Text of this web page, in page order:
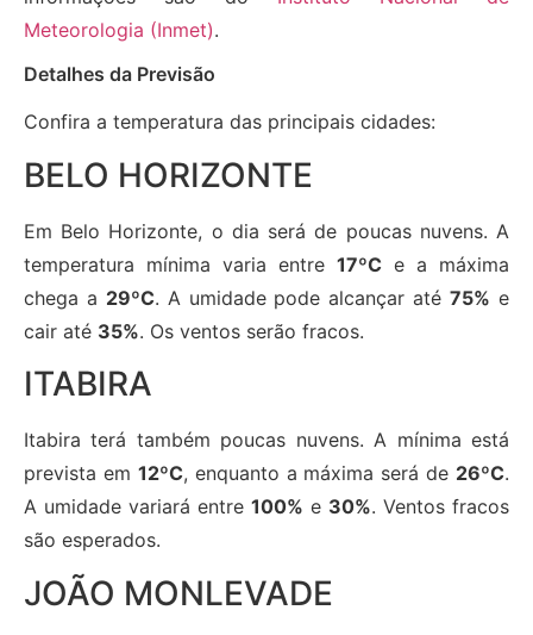
Meteorologia (Inmet).
Detalhes da Previsão
Confira a temperatura das principais cidades:
BELO HORIZONTE
Em Belo Horizonte, o dia será de poucas nuvens. A
temperatura mínima varia entre 17ºC e a máxima
chega a 29ºC. A umidade pode alcançar até75% e
cair até 35%. Os ventos serão fracos.
ITABIRA
Itabira terá também poucas nuvens. A mínima está
prevista em 12ºC, enquanto a máxima será de 26ºC.
A umidade variará entre 100% e 30%. Ventos fracos
são esperados.
JOÃO MONLEVADE